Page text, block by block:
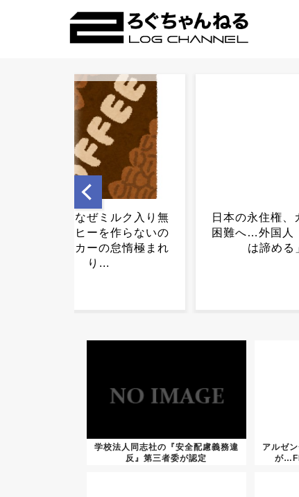
もうそろそろ
った方がよく
日本の永住権、ガチで取得
困難へ…外国人「もう日本
は諦める」...
学校法人同志社の『安全配慮義務違
反』第三者委が認定
アルゼ
が